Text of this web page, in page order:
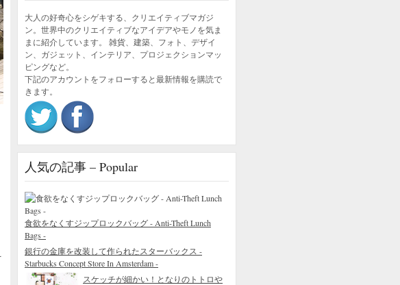
大人の好奇心をシゲキする、クリエイティブマガジ
ン。世界中のクリエイティブなアイデアやモノを気ま
まに紹介しています。 雑貨、建築、フォト、デザイ
ン、ガジェット、インテリア、プロジェクションマッ
ピングなど。
下記のアカウントをフォローすると最新情報を購読で
きます。
人気の記事 – Popular
食欲をなくすジップロックバッグ - Anti-Theft Lunch
Bags -
銀行の金庫を改装して作られたスターバックス -
Starbucks Concept Store In Amsterdam -
スケッチが細かい！となりのトトロや